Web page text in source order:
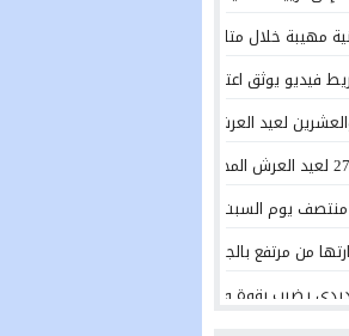
خلال متابعة الخطاب الملكي السامي بمناسبة الذكرى الـ27
فيديو يوثق اعتداءً بالسلاح الأبيض ويوقف
لعيد العرش المجيد.. تدشين دار الطالبة
غاية منتصف يوم السبت 1 غشت 2026
من مرتفع بالجرف الأصفر
يضرب بقوة ويتعاقد مع البرتغالي ريكاردو شيو